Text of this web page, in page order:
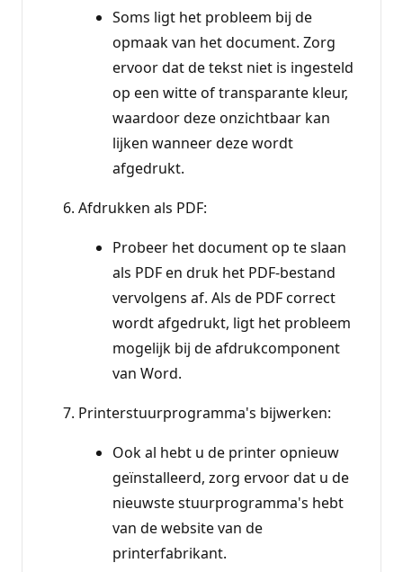
Soms ligt het probleem bij de
opmaak van het document. Zorg
ervoor dat de tekst niet is ingesteld
op een witte of transparante kleur,
waardoor deze onzichtbaar kan
lijken wanneer deze wordt
afgedrukt.
Afdrukken als PDF:
Probeer het document op te slaan
als PDF en druk het PDF-bestand
vervolgens af. Als de PDF correct
wordt afgedrukt, ligt het probleem
mogelijk bij de afdrukcomponent
van Word.
Printerstuurprogramma's bijwerken:
Ook al hebt u de printer opnieuw
geïnstalleerd, zorg ervoor dat u de
nieuwste stuurprogramma's hebt
van de website van de
printerfabrikant.